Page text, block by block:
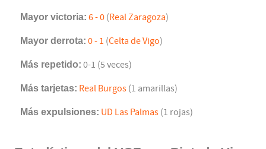
Mayor victoria: 6 - 0 (Real Zaragoza)
Mayor derrota: 0 - 1 (Celta de Vigo)
Más repetido: 0-1 (5 veces)
Más tarjetas: Real Burgos (1 amarillas)
Más expulsiones: UD Las Palmas (1 rojas)